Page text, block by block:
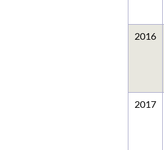
2016
2017